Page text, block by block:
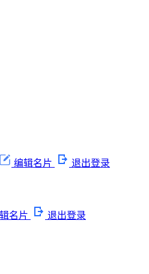
编辑名片 退出登录
名片 退出登录